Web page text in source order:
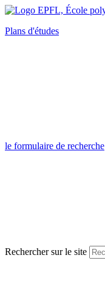
Plans d'études
le formulaire de recherche
Rechercher sur le site